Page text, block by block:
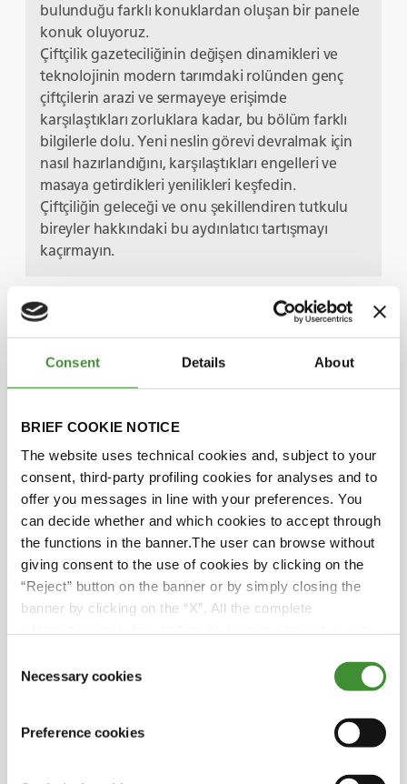
Consent Details About
BRIEF COOKIE NOTICE
The website uses technical cookies and, subject to your
consent, third-party profiling cookies for analyses and to
offer you messages in line with your preferences. You
can decide whether and which cookies to accept through
the functions in the banner.The user can browse without
giving consent to the use of cookies by clicking on the
“Reject” button on the banner or by simply closing the
banner by clicking on the “X”. All the complete
Selection
Necessary cookies
Preference cookies
bulunduğu farklı konuklardan oluşan bir panele
konuk oluyoruz.
Çiftçilik gazeteciliğinin değişen dinamikleri ve
teknolojinin modern tarımdaki rolünden genç
çiftçilerin arazi ve sermayeye erişimde
karşılaştıkları zorluklara kadar, bu bölüm farklı
bilgilerle dolu. Yeni neslin görevi devralmak için
nasıl hazırlandığını, karşılaştıkları engelleri ve
masaya getirdikleri yenilikleri keşfedin.
Çiftçiliğin geleceği ve onu şekillendiren tutkulu
bireyler hakkındaki bu aydınlatıcı tartışmayı
kaçırmayın.
Başrol Oyuncuları
Matthew Tilt
Diana Lenzi
Scott Downey
Giorgia Scaglia
Biliyor muydunuz?
• Ortalama bir çiftçilik kariyerinin 45 ila 50 yıl
• Çiftçilerin yaklaşık üçte birinin önümüzdeki
15 yıl içinde emekli olması muhtemeldir, bu da